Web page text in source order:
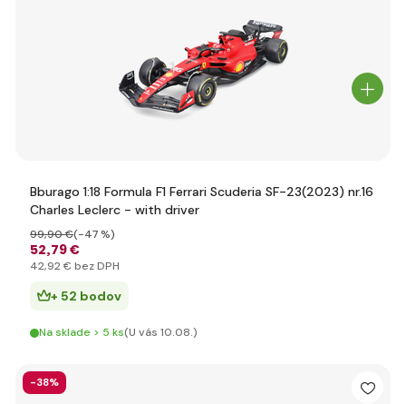
Bburago 1:18 Formula F1 Ferrari Scuderia SF-23(2023) nr.16
Charles Leclerc - with driver
52,79 €
99,90 €(-47 %)
42,92 € bez DPH
+ 52 bodov
Na sklade > 5 ks(U vás 10.08.)
-38%